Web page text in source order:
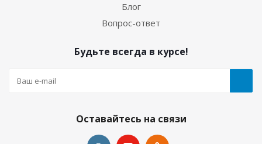
Блог
Вопрос-ответ
Будьте всегда в курсе!
Оставайтесь на связи